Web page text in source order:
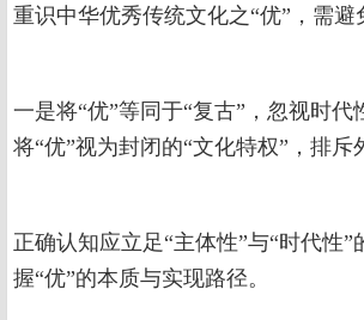
重识中华优秀传统文化之“优”，需避
一是将“优”等同于“复古”，忽视时代
将“优”视为封闭的“文化特权”，排斥
正确认知应立足“主体性”与“时代性”
握“优”的本质与实现路径。